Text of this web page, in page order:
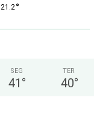
21.2°
SEG
41 °
TER
40°